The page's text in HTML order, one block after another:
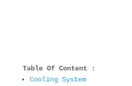
Table Of Content :
Cooling System